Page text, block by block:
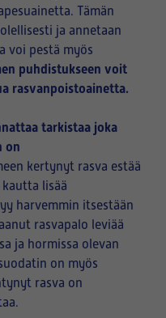
Tämän
ja annetaan
voi pestä myös
puhdistukseen voit
rasvanpoistoainetta.
tarkistaa joka
on
kertynyt rasva estää
lisää
harvemmin itsestään
rasvapalo leviää
ja hormissa olevan
on myös
rasva on